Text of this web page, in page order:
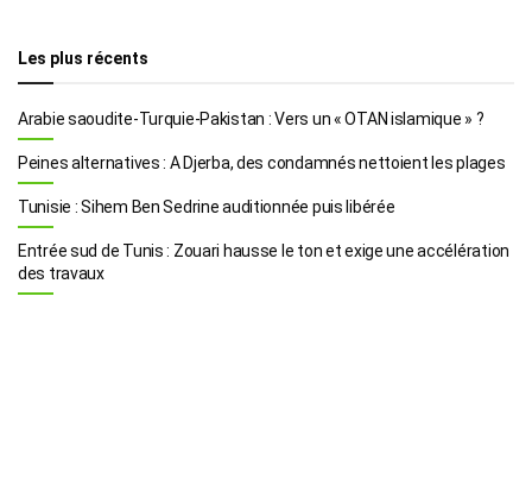
Les plus récents
Arabie saoudite-Turquie-Pakistan : Vers un « OTAN islamique » ?
Peines alternatives : A Djerba, des condamnés nettoient les plages
Tunisie : Sihem Ben Sedrine auditionnée puis libérée
Entrée sud de Tunis : Zouari hausse le ton et exige une accélération
des travaux